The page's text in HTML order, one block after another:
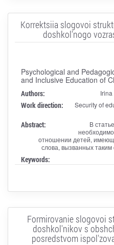
Korrektsiia slogovoi
doshkol'nogo
Psychological and
and Inclusive Education of
Authors:
Work direction:
Security of
Abstract:
В
отношении детей,
слова, вызванных
Keywords:
Formirovanie slogovoi
doshkol'nikov s
posredstvom